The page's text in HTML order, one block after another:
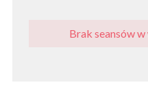
Brak seansów